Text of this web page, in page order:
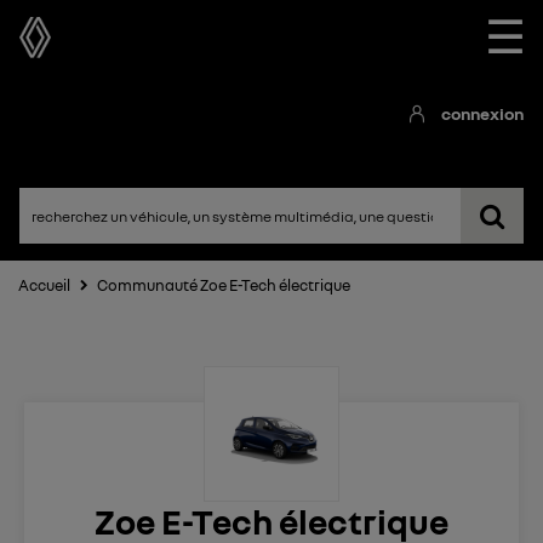
☰
connexion
Accueil Communauté Zoe E-Tech électrique
Zoe E-Tech électrique